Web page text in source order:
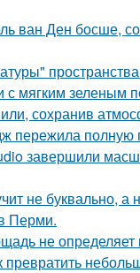
ван Ден босше,
с мягким зеленым
сохранив
пережила полную
завершили
не буквально,
Перми.
не